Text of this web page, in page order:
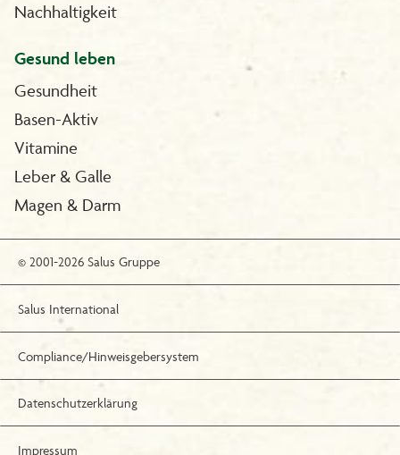
Nachhaltigkeit
Gesund leben
Gesundheit
Basen-Aktiv
Vitamine
Leber & Galle
Magen & Darm
© 2001-2026 Salus Gruppe
Salus International
Compliance/Hinweisgebersystem
Datenschutzerklärung
Impressum